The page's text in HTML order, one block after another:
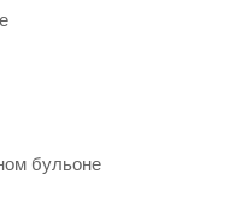
бульоне